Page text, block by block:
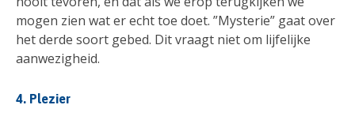
mogen zien wat er echt toe doet. ”Mysterie” gaat over
het derde soort gebed. Dit vraagt niet om lijfelijke
aanwezigheid.
4. Plezier